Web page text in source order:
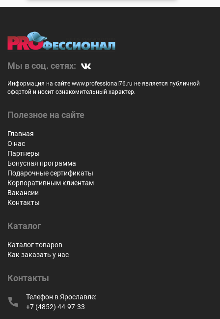
Мы в соц. сетях:
Информация на сайте www.professional76.ru не является публичной
офертой и носит ознакомительный характер.
Полезное на сайте
Главная
О нас
Партнеры
Бонусная программа
Подарочные сертификаты
Корпоративным клиентам
Вакансии
Контакты
Каталог
Каталог товаров
Как заказать у нас
Контакты
Телефон в Ярославле:
+7 (4852) 44-97-33